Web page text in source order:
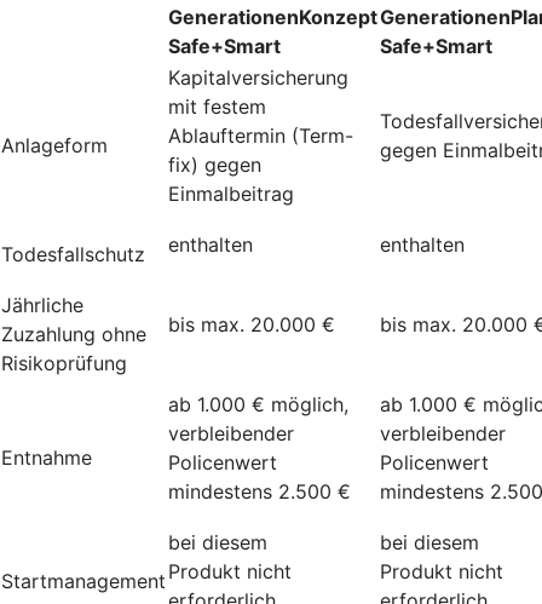
GenerationenKonzept
Safe+Smart
Safe+Smart
Anlageform
Kapitalversicherung
mit festem
Ablauftermin (Term-
fix) gegen
Einmalbeitrag
gegen
Todesfallschutz enthalten enthalten
Jährliche
Zuzahlung ohne
Risikoprüfung
bis max. 20.000 € bis max. 20.000
Entnahme
ab 1.000 € möglich,
verbleibender
Policenwert
mindestens 2.500 €
ab 1.000 €
verbleibender
Policenwert
mindestens
Startmanagement
bei diesem
Produkt nicht
bei diesem
Produkt nicht